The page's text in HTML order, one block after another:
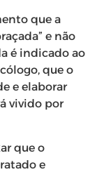
que a
e não
é indicado ao
que o
e elaborar
vivido por
que o
e